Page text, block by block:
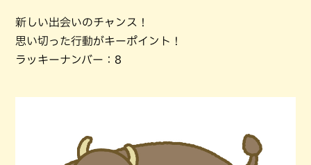
新しい出会いのチャンス！
思い切った行動がキーポイント！
ラッキーナンバー：8